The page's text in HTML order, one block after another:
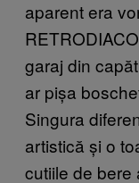
aparent era
garaj din
ar pișa
Singura
artistică și o
cutiile de